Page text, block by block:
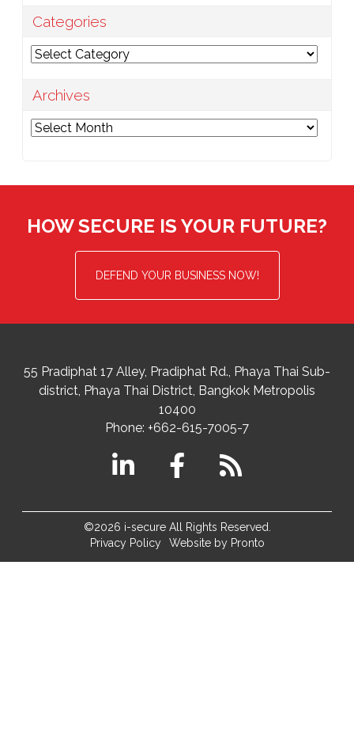
Categories
Categories
Archives
Archives
HOW SECURE IS YOUR FUTURE?
DEFEND YOUR BUSINESS NOW!
55 Pradiphat 17 Alley, Pradiphat Rd., Phaya Thai Sub-
district Phaya Thai District, Bangkok Metropolis
10400
Phone: +662-615-7005-7
©2026 i-secure All Rights Reserved.
Privacy Policy
Website by Pronto